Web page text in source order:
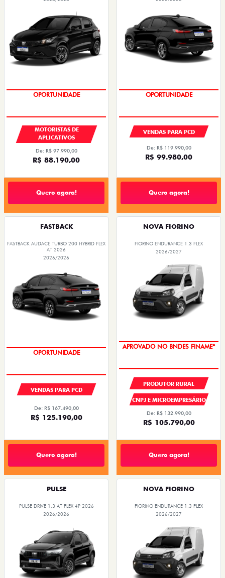
OPORTUNIDADE
MOTORISTAS DE
APLICATIVOS
De: R$ 97.990,00
R$ 88.190,00
Quero agora!
OPORTUNIDADE
VENDAS PARA PCD
De: R$ 119.990,00
R$ 99.980,00
Quero agora!
FASTBACK
FASTBACK AUDACE TURBO 200 HYBRID FLEX
AT 2026
2026/2026
OPORTUNIDADE
VENDAS PARA PCD
De: R$ 167.490,00
R$ 125.190,00
Quero agora!
NOVA FIORINO
FIORINO ENDURANCE 1.3 FLEX
2026/2027
APROVADO NO BNDES FINAME*
PRODUTOR RURAL
CNPJ E MICROEMPRESÁRIO
De: R$ 132.990,00
R$ 105.790,00
Quero agora!
PULSE
PULSE DRIVE 1.3 AT FLEX 4P 2026
2026/2026
NOVA FIORINO
FIORINO ENDURANCE 1.3 FLEX
2026/2027